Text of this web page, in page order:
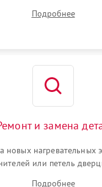
термостата, датчиков
режимов и мотора
Подробнее
и замена
новых нагревательных
или петель
Подробнее